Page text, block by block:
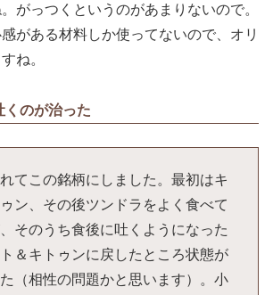
がっつくというのがあまりないので。
がある材料しか使ってないので、オリ
ね。
くのが治った
てこの銘柄にしました。最初はキ
ン、その後ツンドラをよく食べて
そのうち食後に吐くようになった
＆キトゥンに戻したところ状態が
（相性の問題かと思います）。小